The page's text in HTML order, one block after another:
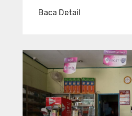
Baca Detail